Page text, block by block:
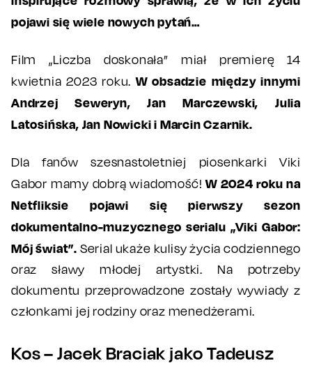
pojawi się wiele nowych pytań…
Film „Liczba doskonała” miał premierę 14
kwietnia 2023 roku. W obsadzie między innymi
Andrzej Seweryn, Jan Marczewski, Julia
Latosińska, Jan Nowicki i Marcin Czarnik.
Dla fanów szesnastoletniej piosenkarki Viki
Gabor mamy dobrą wiadomość!W 2024 roku na
Netfliksie pojawi się pierwszy sezon
dokumentalno-muzycznego serialu „Viki Gabor:
Mój świat”. Serial ukaże kulisy życia codziennego
oraz sławy młodej artystki. Na potrzeby
dokumentu przeprowadzone zostały wywiady z
członkami jej rodziny oraz menedżerami.
Kos – Jacek Braciak jako Tadeusz